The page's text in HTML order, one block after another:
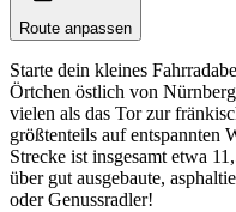
Route anpassen
Starte dein kleines
Örtchen östlich von
vielen als das Tor zur
größtenteils auf entspannten
Strecke ist insgesamt etwa
über gut ausgebaute,
oder Genussradler!